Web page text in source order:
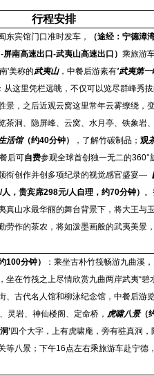
行程安排
东宾馆门口准时发车 ，
（途经：宁德漳
屏南高速出口-武夷山高速出口）乘旅游
'美称的武夷山，中餐后游素有'武夷第一
：从这里凭栏远眺，不仅可以览尽群峰秀
景，之后近观云窝这里常年云雾缭绕，
茶洞、隐屏峰、云窝、水月亭、铁象岩
活馆（约40分钟） ，了解竹碳制品；观
后可自费参观全球首创独一无二的360°
衔创作并创多项纪录的视觉感官盛宴—
人，贵宾席298元/人自理，约70分钟）
真山水最华丽的舞台背景下，将大王与
劳作的茶农，将如泼墨画般的武夷美景
100分钟）
：乘坐古朴竹筏畅游九曲溪
坐在竹筏之上尽情欣赏九曲两岸武夷“碧
、古代名人馆和柳泳纪念馆，中餐后游
灵岩、神仙楼阁、定命桥， 虎啸八景（
’四个大字，上有虎啸庵，旁有驻真洞，
等八景；下午16点左右乘旅游车赴宁德